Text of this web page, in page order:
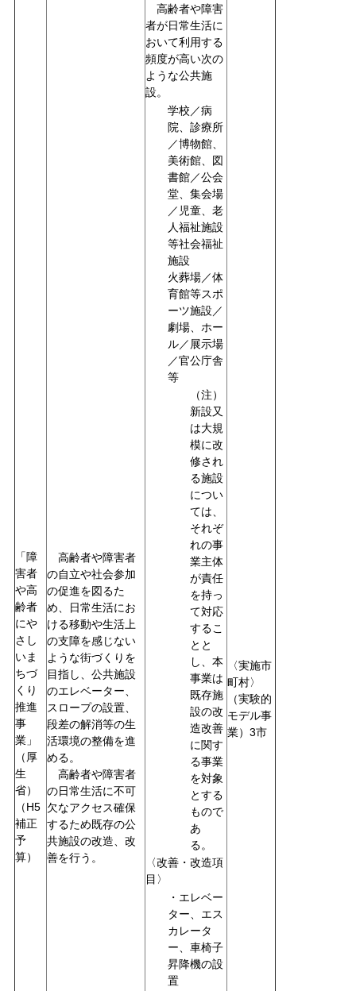
「障
害者
や高
齢者
にや
さし
いま
ちづ
くり
推進
事
業」
（厚
生
省）
（H5
補正
予
算）
高齢者や障害者
の自立や社会参加
の促進を図るた
め、日常生活にお
ける移動や生活上
の支障を感じない
ような街づくりを
目指し、公共施設
のエレベーター、
スロープの設置、
段差の解消等の生
活環境の整備を進
める。
高齢者や障害者
の日常生活に不可
欠なアクセス確保
するため既存の公
共施設の改造、改
善を行う。
高齢者や障害
者が日常生活に
おいて利用する
頻度が高い次の
ような公共施
設。
学校／病
院、診療所
／博物館、
美術館、図
書館／公会
堂、集会場
／児童、老
人福祉施設
等社会福祉
施設
火葬場／体
育館等スポ
ーツ施設／
劇場、ホー
ル／展示場
／官公庁舎
等
（注）
新設又
は大規
模に改
修され
る施設
につい
ては、
それぞ
れの事
業主体
が責任
を持っ
て対応
するこ
とと
し、本
事業は
既存施
設の改
造改善
に関す
る事業
を対象
とする
もので
あ
る。
〈改善・改造項
目〉
・エレベー
ター、エス
カレータ
ー、車椅子
昇降機の設
置
〈実施市
町村〉
（実験的
モデル事
業）3市